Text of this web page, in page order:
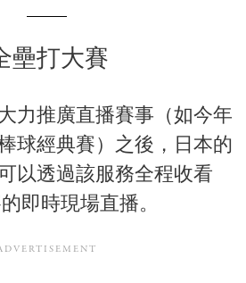
壘打大賽
力推廣直播賽事（如今年
球經典賽）之後，日本的
以透過該服務全程收看
即時現場直播。